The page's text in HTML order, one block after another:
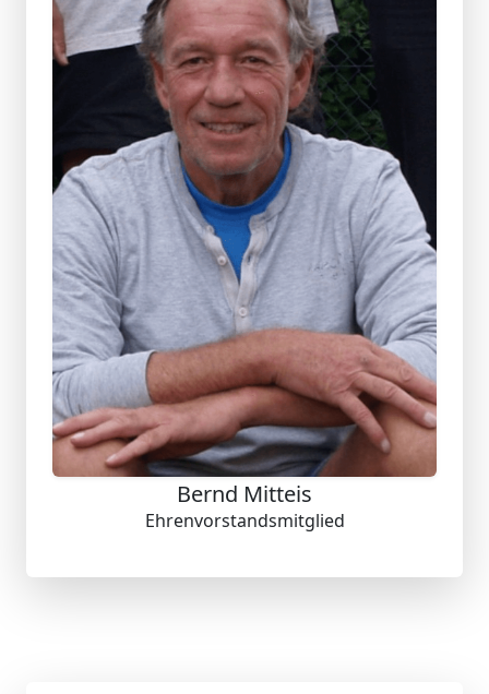
Bernd Mitteis
Ehrenvorstandsmitglied